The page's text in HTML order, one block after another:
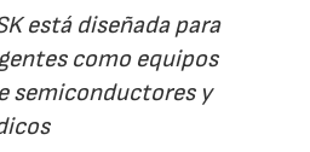
está diseñada para
como equipos
semiconductores y